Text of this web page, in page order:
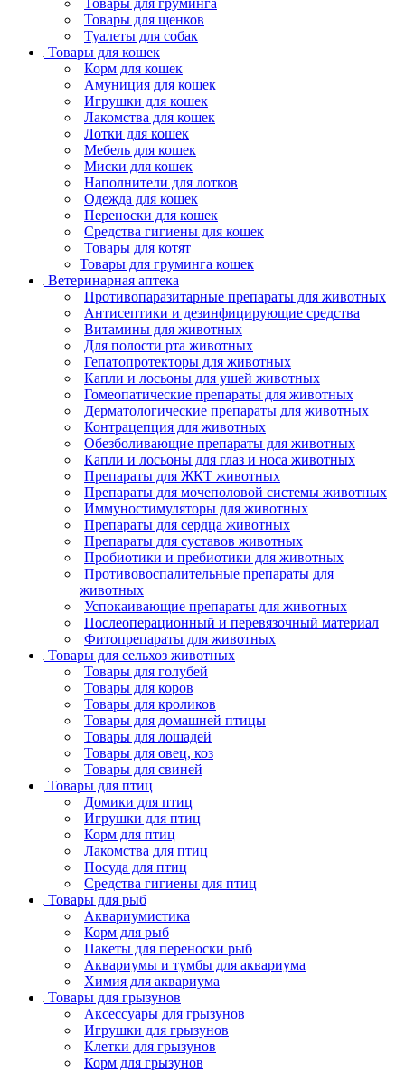
Товары для щенков
Туалеты для собак
Товары для кошек
Корм для кошек
Амуниция для кошек
Игрушки для кошек
Лакомства для кошек
Лотки для кошек
Мебель для кошек
Миски для кошек
Наполнители для лотков
Одежда для кошек
Переноски для кошек
Средства гигиены для кошек
Товары для котят
Товары для груминга кошек
Ветеринарная аптека
Противопаразитарные препараты для животных
Антисептики и дезинфицирующие средства
Витамины для животных
Для полости рта животных
Гепатопротекторы для животных
Капли и лосьоны для ушей животных
Гомеопатические препараты для животных
Дерматологические препараты для животных
Контрацепция для животных
Обезболивающие препараты для животных
Капли и лосьоны для глаз и носа животных
Препараты для ЖКТ животных
Препараты для мочеполовой системы животных
Иммуностимуляторы для животных
Препараты для сердца животных
Препараты для суставов животных
Пробиотики и пребиотики для животных
Противовоспалительные препараты для
животных
Успокаивающие препараты для животных
Послеоперационный и перевязочный материал
Фитопрепараты для животных
Товары для сельхоз животных
Товары для голубей
Товары для коров
Товары для кроликов
Товары для домашней птицы
Товары для лошадей
Товары для овец, коз
Товары для свиней
Товары для птиц
Домики для птиц
Игрушки для птиц
Корм для птиц
Лакомства для птиц
Посуда для птиц
Средства гигиены для птиц
Товары для рыб
Аквариумистика
Корм для рыб
Пакеты для переноски рыб
Аквариумы и тумбы для аквариума
Химия для аквариума
Товары для грызунов
Аксессуары для грызунов
Игрушки для грызунов
Клетки для грызунов
Корм для грызунов